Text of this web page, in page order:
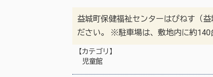
益城町保健福祉センターはぴねす（
ださい。 ※駐車場は、敷地内に約140
【カテゴリ】
児童館